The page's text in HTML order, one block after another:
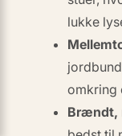
lukke
omkring
Brændt,